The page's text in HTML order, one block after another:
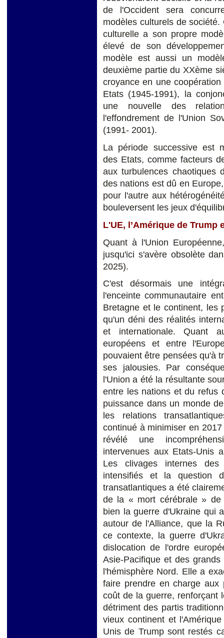
de l'Occident sera
modèles culturels de
culturelle a son propre
élevé de son
modèle est aussi un
deuxième partie du XXème
croyance en une
Etats (1945-1991), la
une nouvelle des
l'effondrement de l'Union
(1991- 2001).
La période successive est
des Etats, comme facteurs
aux turbulences chaotiques
des nations est dû en
pour l'autre aux
bouleversent les jeux
L'UE, l’Amérique de
Quant à l'Union
jusqu'ici s'avère obsolète
2025).
C'est désormais une
l'enceinte communautaire
Bretagne et le continent, les
qu'un déni des réalités
et internationale. Quant
européens et entre
pouvaient être pensées qu'à
ses jalousies. Par
l'Union a été la résultante
entre les nations et du refus
puissance dans un monde
les relations
continué à minimiser en
révélé une
intervenues aux Etats-Unis
Les clivages internes
intensifiés et la question
transatlantiques a été
de la « mort cérébrale » de
bien la guerre d'Ukraine qui
autour de l'Alliance, que la
ce contexte, la guerre
dislocation de l'ordre
Asie-Pacifique et des
l'hémisphère Nord. Elle a
faire prendre en charge aux
coût de la guerre, renforçant
détriment des partis
vieux continent et
Unis de Trump sont restés